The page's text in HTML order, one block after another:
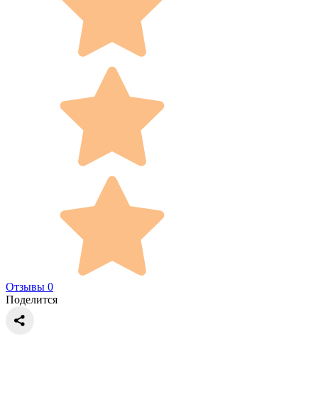
Отзывы 0
Поделится